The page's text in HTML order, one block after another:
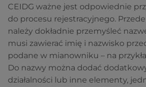
CEIDG ważne jest odpowiednie
do procesu rejestracyjnego.
należy dokładnie przemyśleć
musi zawierać imię i nazwisko
podane w mianowniku – na
Do nazwy można dodać
działalności lub inne elementy,